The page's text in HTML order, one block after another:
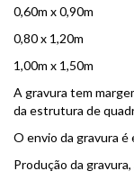
0,60m x 0,90m
0,80 x 1,20m
1,00m x 1,50m
A gravura tem
da estrutura de
O envio da gravura é
Produção da